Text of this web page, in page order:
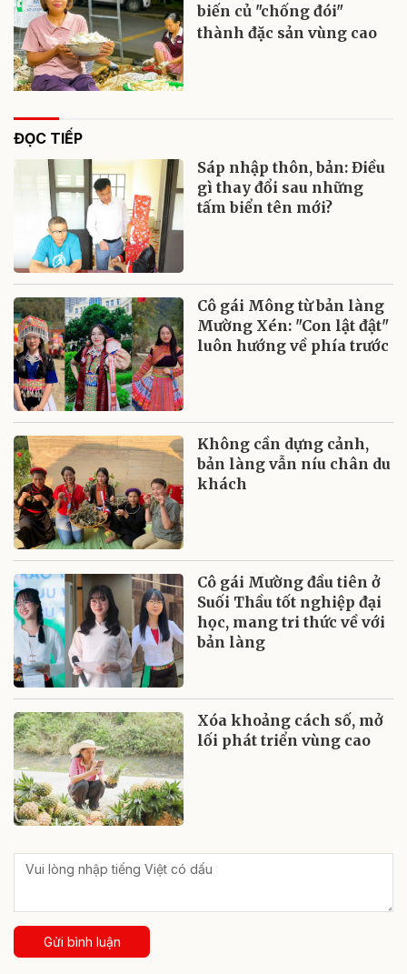
biến củ "chống đói"
thành đặc sản vùng cao
ĐỌC TIẾP
Sáp nhập thôn, bản: Điều
gì thay đổi sau những
tấm biển tên mới?
Cô gái Mông từ bản làng
Mường Xén: "Con lật đật"
luôn hướng về phía trước
Không cần dựng cảnh,
bản làng vẫn níu chân du
khách
Cô gái Mường đầu tiên ở
Suối Thầu tốt nghiệp đại
học, mang tri thức về với
bản làng
Xóa khoảng cách số, mở
lối phát triển vùng cao
Gửi bình luận